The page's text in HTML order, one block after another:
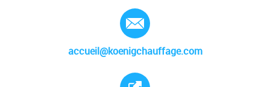
accueil@koenigchauffage.com